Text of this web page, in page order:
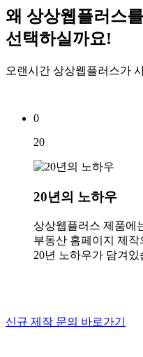
왜 상상웹플러스를
선택하실까요!
오랜시간 상상웹플러스가
0
20
20년의 노하우
상상웹플러스 제품에
부동산 홈페이지 제작
20년 노하우가 담겨있
신규 제작 문의 바로가기